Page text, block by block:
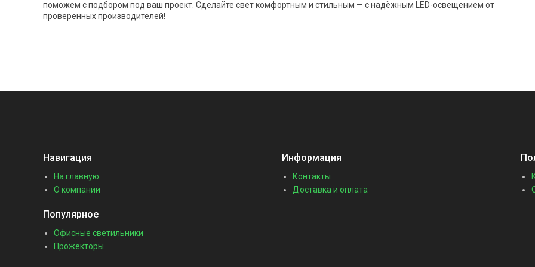
поможем с подбором под ваш проект. Сделайте свет комфортным и стильным — с надёжным LED-освещением от
проверенных производителей!
Навигация
На главную
О компании
Информация
Контакты
Доставка и оплата
Популярное
Офисные светильники
Прожекторы